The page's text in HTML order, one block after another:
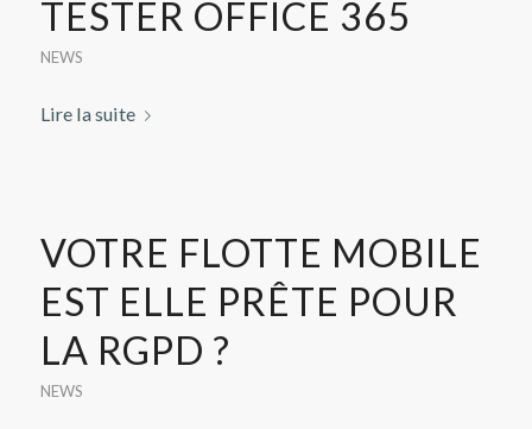
TESTER OFFICE 365
NEWS
Lire la suite
VOTRE FLOTTE MOBILE
EST ELLE PRÊTE POUR
LA RGPD ?
NEWS